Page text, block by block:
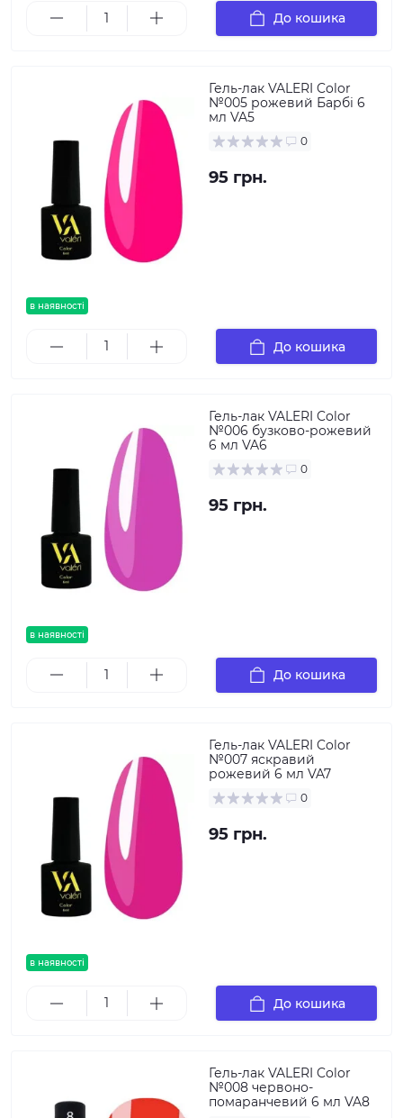
До кошика
в наявності
Гель-лак VALERI Color
№005 рожевий Барбі 6
мл VA5
0
95 грн.
До кошика
в наявності
Гель-лак VALERI Color
№006 бузково-рожевий
6 мл VA6
0
95 грн.
До кошика
в наявності
Гель-лак VALERI Color
№007 яскравий
рожевий 6 мл VA7
0
95 грн.
До кошика
Гель-лак VALERI Color
№008 червоно-
помаранчевий 6 мл VA8